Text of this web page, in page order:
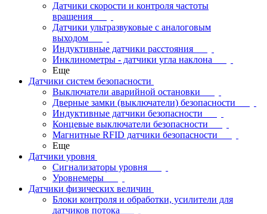
Датчики скорости и контроля частоты
вращения
Датчики ультразвуковые с аналоговым
выходом
Индуктивные датчики расстояния
Инклинометры - датчики угла наклона
Еще
Датчики систем безопасности
Выключатели аварийной остановки
Дверные замки (выключатели) безопасности
Индуктивные датчики безопасности
Концевые выключатели безопасности
Магнитные RFID датчики безопасности
Еще
Датчики уровня
Сигнализаторы уровня
Уровнемеры
Датчики физических величин
Блоки контроля и обработки, усилители для
датчиков потока